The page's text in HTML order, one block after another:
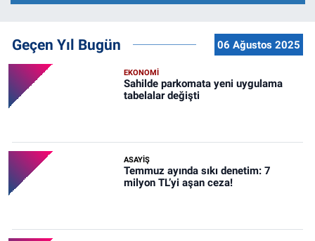
Geçen Yıl Bugün 06 Ağustos 2025
EKONOMİ
Sahilde parkomata yeni uygulama
tabelalar değişti
ASAYİŞ
Temmuz ayında sıkı denetim: 7
milyon TL’yi aşan ceza!